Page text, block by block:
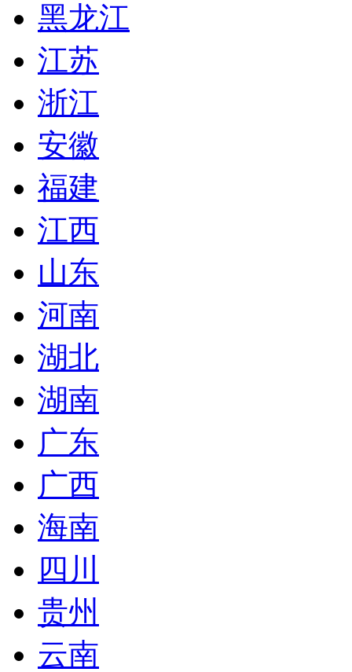
黑龙江
江苏
浙江
安徽
福建
江西
山东
河南
湖北
湖南
广东
广西
海南
四川
贵州
云南